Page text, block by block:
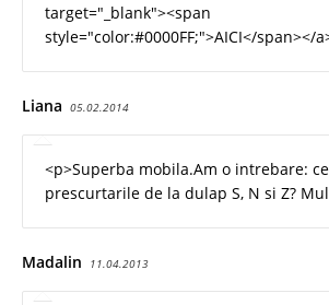
target="_blank"><span
style="color:#0000FF;">AICI</span></
Liana 05.02.2014
<p>Superba mobila.Am o intrebare:
prescurtarile de la dulap S, N si Z?
Madalin 11.04.2013